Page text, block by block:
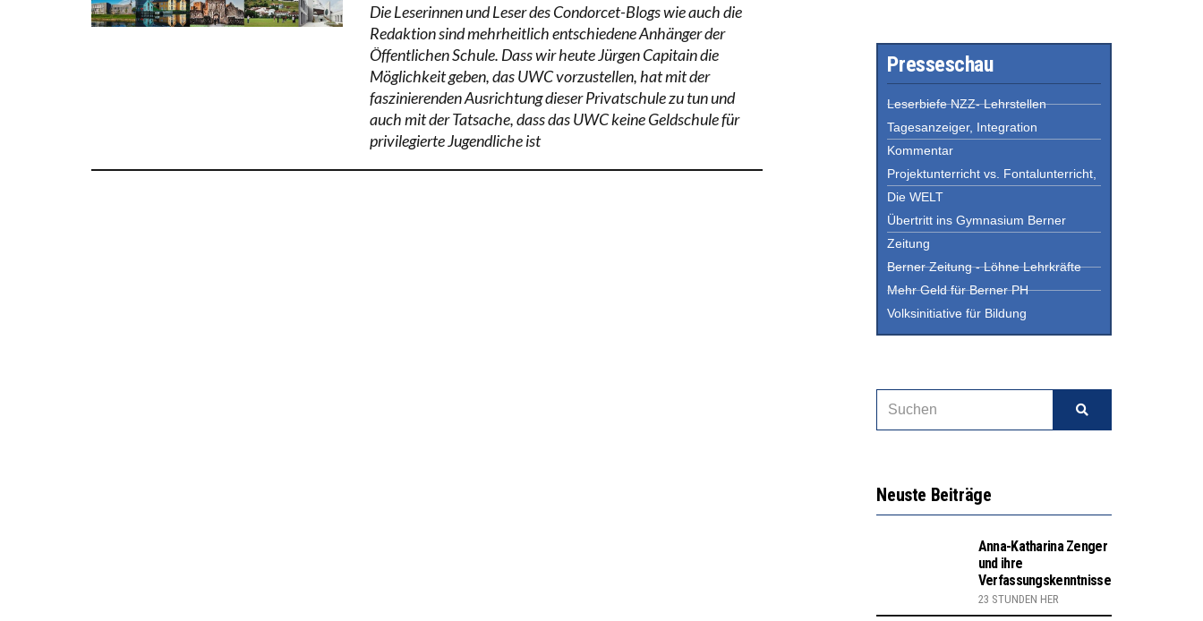
Die Leserinnen und Leser des Condorcet-Blogs wie auch die
Redaktion sind mehrheitlich entschiedene Anhänger der
Öffentlichen Schule. Dass wir heute Jürgen Capitain die
Möglichkeit geben, das UWC vorzustellen, hat mit der
faszinierenden Ausrichtung dieser Privatschule zu tun und
auch mit der Tatsache, dass das UWC keine Geldschule für
privilegierte Jugendliche ist
Presseschau
Leserbiefe NZZ- Lehrstellen
Tagesanzeiger, Integration
Kommentar
Projektunterricht vs. Fontalunterricht,
Die WELT
Übertritt ins Gymnasium Berner
Zeitung
Berner Zeitung - Löhne Lehrkräfte
Mehr Geld für Berner PH
Volksinitiative für Bildung
Neuste Beiträge
Anna-Katharina Zenger
und ihre
Verfassungskenntnisse
23 STUNDEN HER